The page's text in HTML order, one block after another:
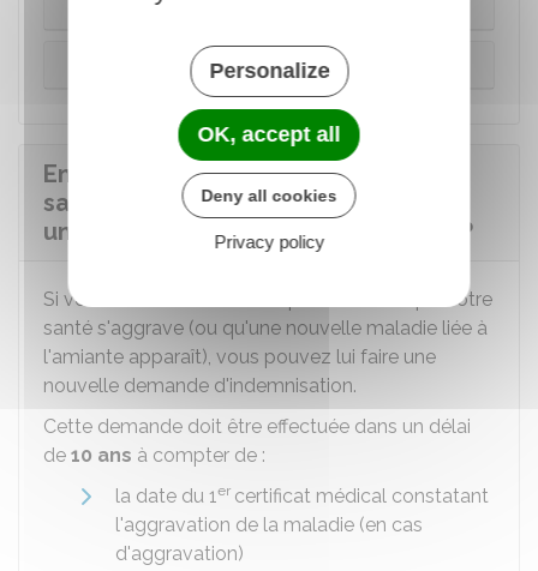
Préjudices indemnisés à la victime directe
Préjudices indemnisés à l'ayant droit
En cas d'aggravation de l'état de
santé, est-il possible de demander
une nouvelle indemnisation au Fiva ?
Si vous avez été indemnisé par le
et que votre
santé s'aggrave (ou qu'une nouvelle maladie liée à
l'amiante apparaît), vous pouvez lui faire une
nouvelle demande d'indemnisation.
Cette demande doit être effectuée dans un délai
de 10 ans à compter de :
la date du 1er certificat médical constatant
l'aggravation de la maladie (en cas
d'aggravation)
Personalize
OK, accept all
Deny all cookies
Privacy policy